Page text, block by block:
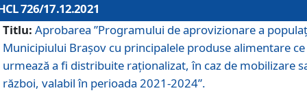
726/17.12.2021
Titlu: Aprobarea ”Programului de aprovizionare a
Municipiului Braşov cu principalele produse alimentare ce
urmează a fi distribuite raționalizat, în caz de mobilizare
război, valabil în perioada 2021-2024”.